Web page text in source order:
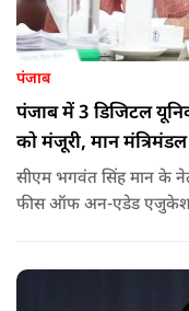
पंजाब
पंजाब में 3 डिजिटल
को मंजूरी, मान
सीएम भगवंत सिंह मान के
फीस ऑफ अन-एडेड
अन्य प्रस्तावों को भी मंजूरी